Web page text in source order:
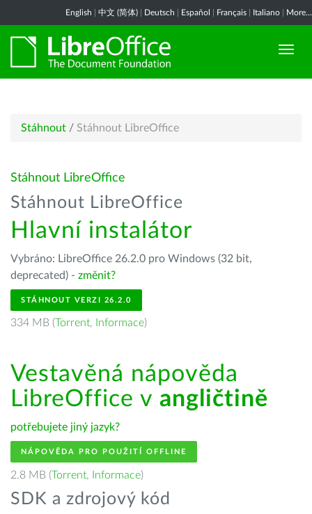
English 中文 (简体) Deutsch Español Français Italiano More...
Stáhnout / Stáhnout LibreOffice
Stáhnout LibreOffice
Stáhnout LibreOffice
Hlavní instalátor
Vybráno: LibreOffice 26.2.0 pro Windows (32 bit,
deprecated) - změnit?
STÁHNOUT VERZI 26.2.0
334 MB (Torrent, Informace)
Vestavěná nápověda
LibreOffice v angličtině
potřebujete jiný jazyk?
NÁPOVĚDA PRO POUŽITÍ OFFLINE
2.8 MB (Torrent, Informace)
SDK a zdrojový kód